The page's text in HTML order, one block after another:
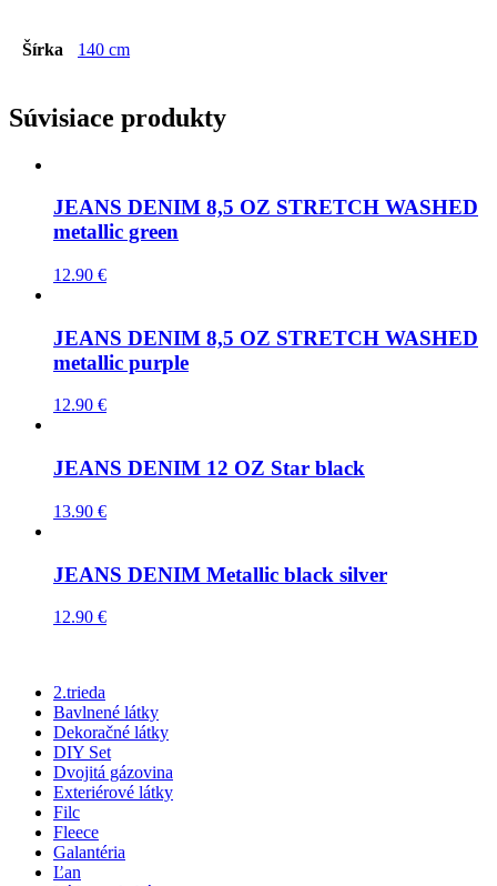
Šírka 140 cm
Súvisiace produkty
JEANS DENIM 8,5 OZ STRETCH WASHED
metallic green
12.90 €
JEANS DENIM 8,5 OZ STRETCH WASHED
metallic purple
12.90 €
JEANS DENIM 12 OZ Star black
13.90 €
JEANS DENIM Metallic black silver
12.90 €
2.trieda
Bavlnené látky
Dekoračné látky
DIY Set
Dvojitá gázovina
Exteriérové látky
Filc
Fleece
Galantéria
Ľan